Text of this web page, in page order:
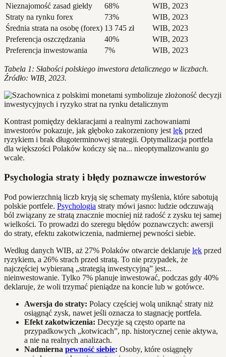
Nieznajomość zasad giełdy
68%
WIB, 2023
Straty na rynku forex
73%
WIB, 2023
Średnia strata na osobę (forex) 13 745 zł
WIB, 2023
Preferencja oszczędzania
40%
WIB, 2023
Preferencja inwestowania
7% WIB, 2023
Tabela 1: Słabości polskiego inwestora detalicznego w liczbach.
Źródło: WIB, 2023.
Kontrast pomiędzy deklaracjami a realnymi zachowaniami
inwestorów pokazuje, jak głęboko zakorzeniony jest lęk przed
ryzykiem i brak długoterminowej strategii. Optymalizacja portfela
dla większości Polaków kończy się na... nieoptymalizowaniu go
wcale.
Psychologia straty i błędy poznawcze inwestorów
Pod powierzchnią liczb kryją się schematy myślenia, które sabotują
polskie portfele. Psychologia straty mówi jasno: ludzie odczuwają
ból związany ze stratą znacznie mocniej niż radość z zysku tej samej
wielkości. To prowadzi do szeregu błędów poznawczych: awersji
do straty, efektu zakotwiczenia, nadmiernej pewności siebie.
Według danych WIB, aż 27% Polaków otwarcie deklaruje lęk przed
ryzykiem, a 26% strach przed stratą. To nie przypadek, że
najczęściej wybieraną „strategią inwestycyjną” jest...
nieinwestowanie. Tylko 7% planuje inwestować, podczas gdy 40%
deklaruje, że woli trzymać pieniądze na koncie lub w gotówce.
Awersja do straty: Polacy częściej wolą uniknąć straty niż
osiągnąć zysk, nawet jeśli oznacza to stagnację portfela.
Efekt zakotwiczenia: Decyzje są często oparte na
przypadkowych „kotwicach”, np. historycznej cenie aktywa,
a nie na realnych analizach.
Nadmierna pewność siebie: Osoby, które osiągnęły